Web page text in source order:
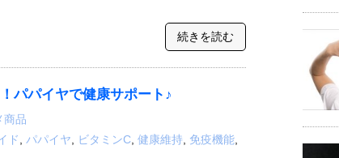
続きを読む
パパイヤで健康サポート♪
商品
ド, パパイヤ, ビタミンC, 健康維持, 免疫機能,